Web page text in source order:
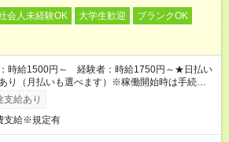
会人未経験OK 大学生歓迎
ブランクOK
時給1500円～ 経験者：時給1750円～★日払い
り（月払いも選べます）※稼働開始時は手続き完
いとなります。
支給あり
支給※規定有